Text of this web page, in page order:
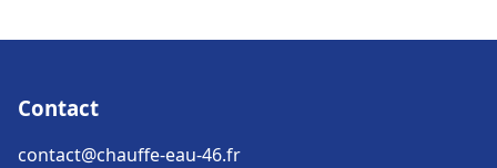
Contact
contact@chauffe-eau-46.fr